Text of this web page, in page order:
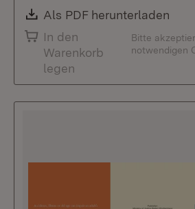
Download:
Als PDF herunterladen
In den
Warenkorb
legen
Bitte
notwendigen